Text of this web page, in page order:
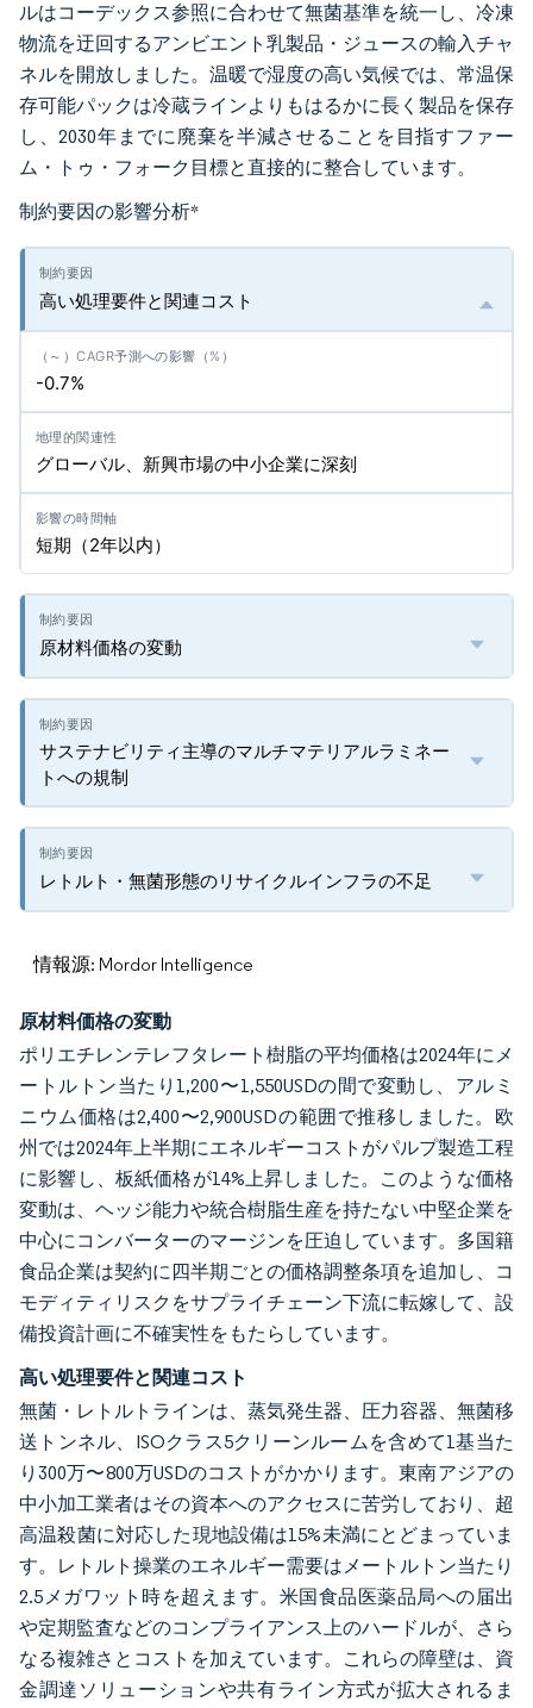
ルはコーデックス参照に合わせて無菌基準を統一し、冷凍
物流を迂回するアンビエント乳製品・ジュースの輸入チャ
ネルを開放しました。温暖で湿度の高い気候では、常温保
存可能パックは冷蔵ラインよりもはるかに長く製品を保存
し、2030年までに廃棄を半減させることを目指すファー
ム・トゥ・フォーク目標と直接的に整合しています。
制約要因の影響分析*
高い処理要件と関連コスト
-0.7%
グローバル、新興市場の中小企業に深刻
短期（2年以内）
原材料価格の変動
サステナビリティ主導のマルチマテリアルラミネー
トへの規制
レトルト・無菌形態のリサイクルインフラの不足
情報源: Mordor Intelligence
原材料価格の変動
ポリエチレンテレフタレート樹脂の平均価格は2024年にメ
ートルトン当たり1,200〜1,550USDの間で変動し、アルミ
ニウム価格は2,400〜2,900USDの範囲で推移しました。欧
州では2024年上半期にエネルギーコストがパルプ製造工程
に影響し、板紙価格が14%上昇しました。このような価格
変動は、ヘッジ能力や統合樹脂生産を持たない中堅企業を
中心にコンバーターのマージンを圧迫しています。多国籍
食品企業は契約に四半期ごとの価格調整条項を追加し、コ
モディティリスクをサプライチェーン下流に転嫁して、設
備投資計画に不確実性をもたらしています。
高い処理要件と関連コスト
無菌・レトルトラインは、蒸気発生器、圧力容器、無菌移
送トンネル、ISOクラス5クリーンルームを含めて1基当た
り300万〜800万USDのコストがかかります。東南アジアの
中小加工業者はその資本へのアクセスに苦労しており、超
高温殺菌に対応した現地設備は15%未満にとどまっていま
す。レトルト操業のエネルギー需要はメートルトン当たり
2.5メガワット時を超えます。米国食品医薬品局への届出
や定期監査などのコンプライアンス上のハードルが、さら
なる複雑さとコストを加えています。これらの障壁は、資
金調達ソリューションや共有ライン方式が拡大されるま